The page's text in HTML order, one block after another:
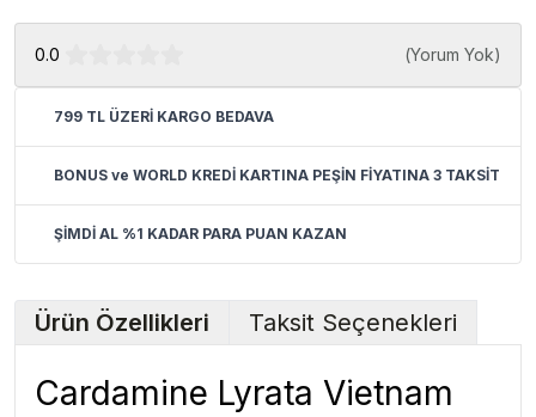
0.0 (Yorum Yok)
799 TL ÜZERİ KARGO BEDAVA
BONUS ve WORLD KREDİ KARTINA PEŞİN FİYATINA 3 TAKSİT
ŞİMDİ AL %1 KADAR PARA PUAN KAZAN
Ürün Özellikleri Taksit Seçenekleri
Cardamine Lyrata Vietnam